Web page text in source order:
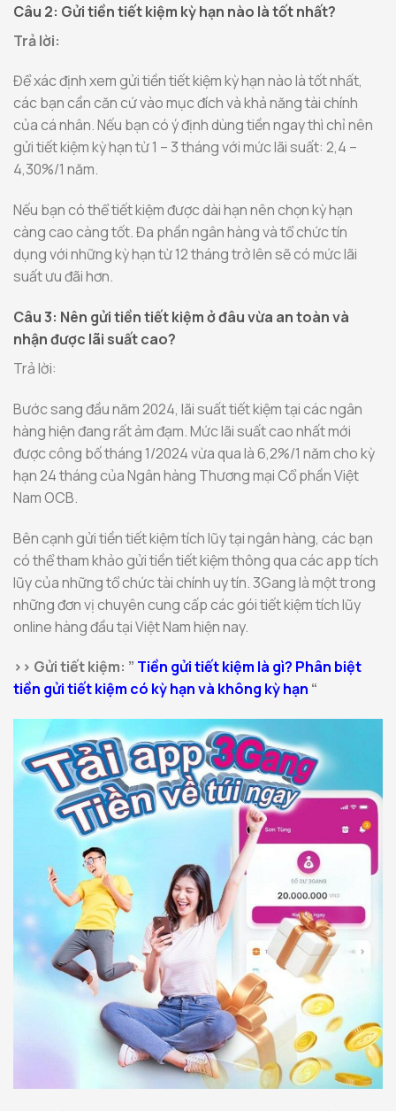
Câu 2: Gửi tiền tiết kiệm kỳ hạn nào là tốt nhất?
Trả lời:
Để xác định xem gửi tiền tiết kiệm kỳ hạn nào là tốt nhất,
các bạn cần căn cứ vào mục đích và khả năng tài chính
của cá nhân. Nếu bạn có ý định dùng tiền ngay thì chỉ nên
gửi tiết kiệm kỳ hạn từ 1 – 3 tháng với mức lãi suất: 2,4 –
4,30%/1 năm.
Nếu bạn có thể tiết kiệm được dài hạn nên chọn kỳ hạn
càng cao càng tốt. Đa phần ngân hàng và tổ chức tín
dụng với những kỳ hạn từ 12 tháng trở lên sẽ có mức lãi
suất ưu đãi hơn.
Câu 3: Nên gửi tiền tiết kiệm ở đâu vừa an toàn và
nhận được lãi suất cao?
Trả lời:
Bước sang đầu năm 2024, lãi suất tiết kiệm tại các ngân
hàng hiện đang rất ảm đạm. Mức lãi suất cao nhất mới
được công bố tháng 1/2024 vừa qua là 6,2%/1 năm cho kỳ
hạn 24 tháng của Ngân hàng Thương mại Cổ phần Việt
Nam OCB.
Bên cạnh gửi tiền tiết kiệm tích lũy tại ngân hàng, các bạn
có thể tham khảo gửi tiền tiết kiệm thông qua các app tích
lũy của những tổ chức tài chính uy tín. 3Gang là một trong
những đơn vị chuyên cung cấp các gói tiết kiệm tích lũy
online hàng đầu tại Việt Nam hiện nay.
>> Gửi tiết kiệm: ” Tiền gửi tiết kiệm là gì? Phân biệt
tiền gửi tiết kiệm có kỳ hạn và không kỳ hạn “